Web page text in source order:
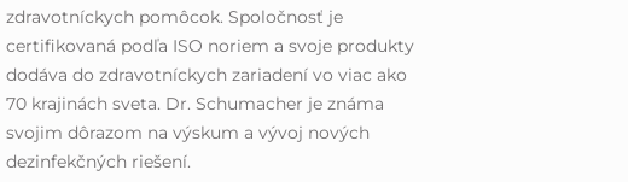
zdravotníckych pomôcok. Spoločnosť je
certifikovaná podľa ISO noriem a svoje produkty
dodáva do zdravotníckych zariadení vo viac ako
70 krajinách sveta. Dr. Schumacher je známa
svojim dôrazom na výskum a vývoj nových
dezinfekčných riešení.